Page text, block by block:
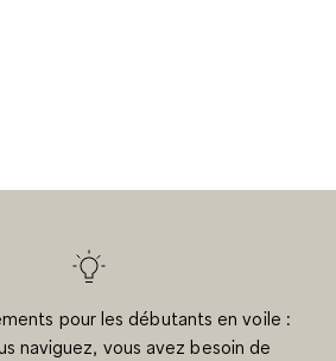
pour les débutants en voile :
naviguez, vous avez besoin de